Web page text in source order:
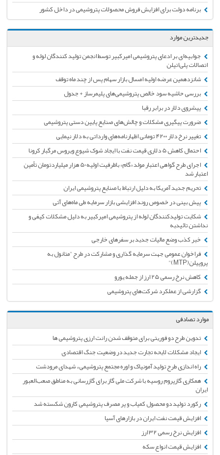
برنامه دولت برای افزایش فروش محصولات پتروشیمی در داخل کشور
جدیدترین موارد
جوابیه‌ای بر ادعای پتروشیمی امیرکبیر توسط انجمن تولید کنندگان لوله و
اتصالات پلی‌اتیلن
شانزدهمین عرضه اولیه امسال بازار سهام پس از چند ماه توقف
بررسی حاشیه سود خالص پتروشیمی‌های پلیمرساز + جدول
پیشروی دلار در برابر رقبا
ضرورت پیگیری مشکلات و چالش‌های صنایع پایین دستی پتروشیمی
تغییر نرخ دلار ۴۲۰۰ تومانی اظهارنامه‌های وارداتی به دلار نیمایی
احتمال کاهش 5 دلاری قیمت نفت با ایجاد شوک شیوع ویروس مرگبار کرونا
اجرای طرح گواهی اعتبار مولد «گام» باظرفیت اولیه50 هزار میلیاردتومان تأمین
اعتبار شد
تحریم جدید آمریکا به دلیل ارتباط با صنایع پتروشیمی ایران
پیش بینی در خصوص روند افزایشی بازار سرمایه طی ماه‌های آتی
شکایت تولیدکنندگان لوله از پتروشیمی امیرکبیر به دلیل مشکلات کیفی و
نداشتن تائیدیه
خبر کذب وضع مالیات جدید بر سفرهای خارجی
فراخوان عمومی جهت سرمایه گذاری و مشارکت در طرح "متانول به
پروپیلن(MTP)"
کاهش نرخ رسمی 25 ارز از جمله یورو
گزارشی از عملکرد شرکت‌های پتروشیمی
موارد تصادفی
تدوین طرح دو فوریتی برای متوقف شدن رانت ارزی پتروشیمی ها
ایجاد مشکلات لایحه تجارت جدید در وضعیت جنگ اقتصادی
راه اندازی طرح تولید آمونیاک و اوره مجتمع پتروشیمیء شهدای مرودشت
همکاری گازپروم روسیه با شرکت ملی گاز برای گازرسانی به مناطق صعب‌العبور
ایران
رکورد تولید دو محصول کمیاب و پر مصرف پتروشیمی کارون شکسته شد
افزایش قیمت نفت ایران در بازار‌های آسیا
افزایش نرخ رسمی ۳۲ ارز
افزایش قیمت انواع سکه